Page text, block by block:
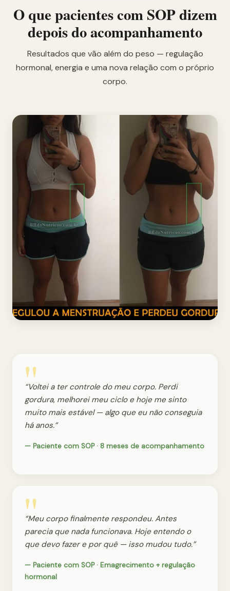
O que pacientes com SOP dizem
depois do acompanhamento
Resultados que vão além do peso — regulação
hormonal, energia e uma nova relação com o próprio
corpo.
“Voltei a ter controle do meu corpo. Perdi
gordura, melhorei meu ciclo e hoje me sinto
muito mais estável — algo que eu não conseguia
há anos.”
— Paciente com SOP · 8 meses de acompanhamento
“Meu corpo finalmente respondeu. Antes
parecia que nada funcionava. Hoje entendo o
que devo fazer e por quê — isso mudou tudo.”
— Paciente com SOP · Emagrecimento + regulação
hormonal